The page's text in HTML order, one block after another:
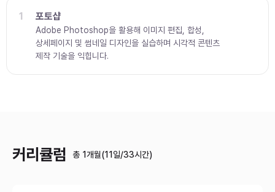
1 포토샵
Adobe Photoshop을 활용해 이미지 편집, 합성,
상세페이지 및 썸네일 디자인을 실습하며 시각적 콘텐츠
제작 기술을 익힙니다.
커리큘럼 총 1개월(11일/33시간)